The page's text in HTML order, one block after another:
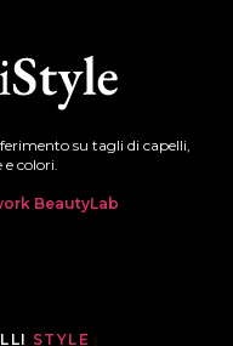
su tagli di capelli,
colori.
BeautyLab
STYLE